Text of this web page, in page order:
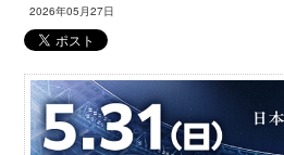
2026年05月27日